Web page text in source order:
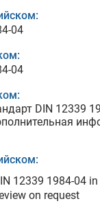
04
04
DIN 12339
12339 1984-04
on request